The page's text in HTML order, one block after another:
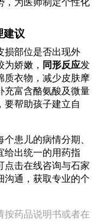
建议
损部位是否出现外
娇嫩， 同形反应发
质衣物，减少皮肤摩
充富含酪氨酸及微量
要帮助孩子建立自
患儿的病情分期、
给出统一的用药指
点击在线咨询与石家
沟通，获取专业的个
按药品说明书或者在